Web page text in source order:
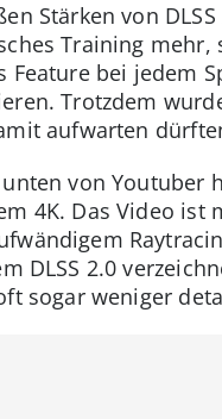
Stärken von
Training
Feature bei jedem
Trotzdem
aufwarten
von Youtuber
4K. Das Video ist
DLSS 2.0
sogar weniger